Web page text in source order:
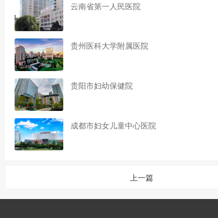
云南省第一人民医院
贵州医科大学附属医院
贵阳市妇幼保健院
成都市妇女儿童中心医院
上一篇